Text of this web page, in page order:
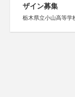
ザイン募集
栃木県立小山高等学